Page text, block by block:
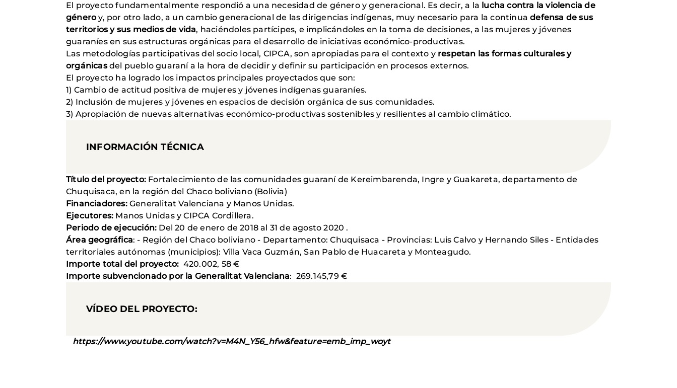
El proyecto fundamentalmente respondió a una necesidad de género y generacional. Es decir, a la lucha contra la violencia de
géneroy, por otro lado, a un cambio generacional de las dirigencias indígenas, muy necesario para la continuadefensa de sus
territorios y sus medios de vida, haciéndoles partícipes, e implicándoles en la toma de decisiones, a las mujeres y jóvenes
guaraníes en sus estructuras orgánicas para el desarrollo de iniciativas económico-productivas.
Las metodologías participativas del socio local, CIPCA, son apropiadas para el contexto y respetan las formas culturales y
orgánicasdel pueblo guaraní a la hora de decidir y definir su participación en procesos externos.
El proyecto ha logrado los impactos principales proyectados que son:
1) Cambio de actitud positiva de mujeres y jóvenes indígenas guaraníes.
2) Inclusión de mujeres y jóvenes en espacios de decisión orgánica de sus comunidades.
3) Apropiación de nuevas alternativas económico-productivas sostenibles y resilientes al cambio climático.
INFORMACIÓN TÉCNICA
Título del proyecto: Fortalecimiento de las comunidades guaraní de Kereimbarenda, Ingre y Guakareta, departamento de
Chuquisaca, en la región del Chaco boliviano (Bolivia)
Financiadores:Generalitat Valenciana y Manos Unidas.
Ejecutores: Manos Unidas y CIPCA Cordillera.
Periodo de ejecución: Del 20 de enero de 2018 al 31 de agosto 2020 .
Área geográfica: - Región del Chaco boliviano - Departamento: Chuquisaca - Provincias: Luis Calvo y Hernando Siles - Entidades
territoriales autónomas (municipios): Villa Vaca Guzmán, San Pablo de Huacareta y Monteagudo.
Importe total del proyecto: 420.002, 58 €
Importe subvencionado por la Generalitat Valenciana: 269.145,79 €
VÍDEO DEL PROYECTO:
https://www.youtube.com/watch?v=M4N_Y56_hfw&feature=emb_imp_woyt